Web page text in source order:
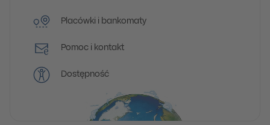
Placówki i bankomaty
Pomoc i kontakt
Dostępność